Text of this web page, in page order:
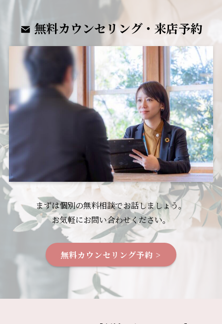
無料カウンセリング・来店予約
まずは個別の無料相談でお話しましょう。
お気軽にお問い合わせください。
無料カウンセリング予約 >